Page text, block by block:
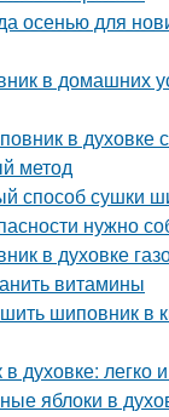
осенью для
в домашних
в духовке
метод
способ сушки
нужно
в духовке
витамины
шиповник в
духовке: легко
яблоки в